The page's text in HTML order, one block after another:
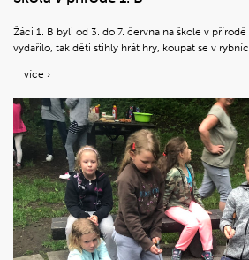
Žáci 1. B byli od 3. do 7. června na škole v
vydařilo, tak děti stihly hrát hry, koupat se v
více ›